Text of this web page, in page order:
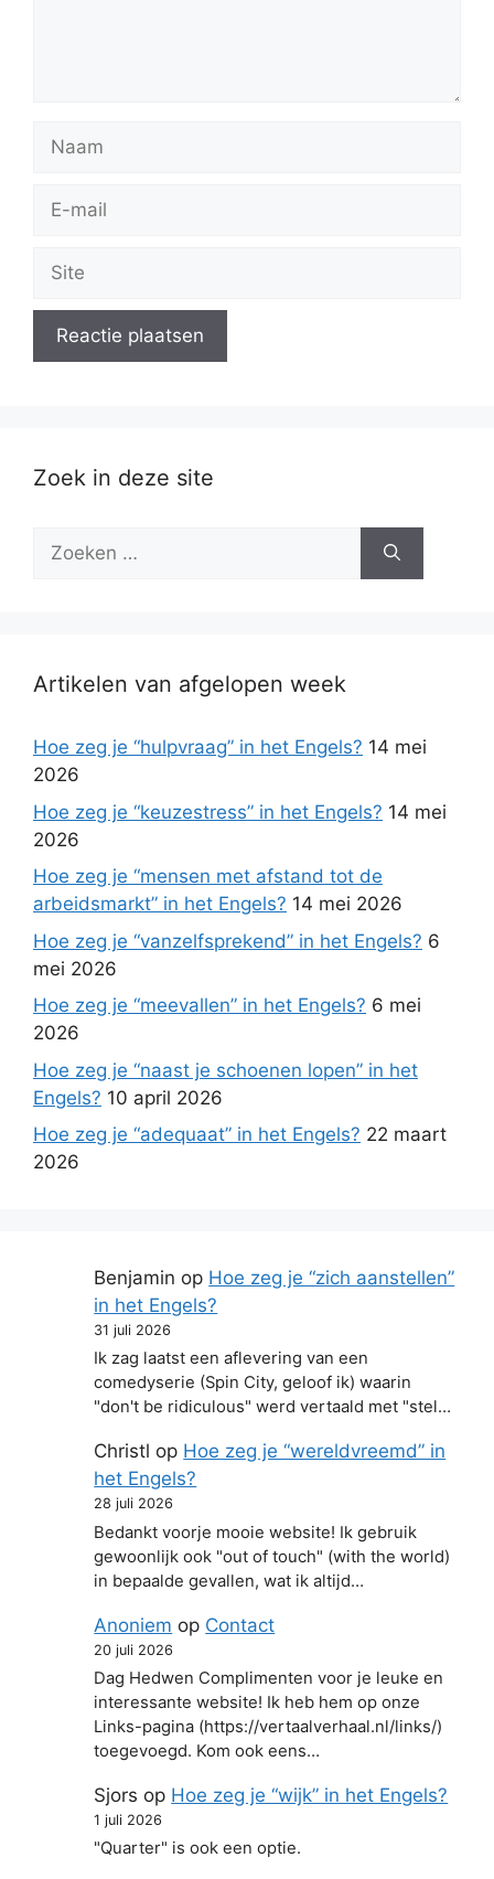
Naam
Site
Zoek in deze site
Zoek
Artikelen van afgelopen week
Hoe zeg je “hulpvraag” in het Engels? 14 mei
2026
Hoe zeg je “keuzestress” in het Engels? 14 mei
2026
Hoe zeg je “mensen met afstand tot de
arbeidsmarkt” in het Engels? 14 mei 2026
Hoe zeg je “vanzelfsprekend” in het Engels? 6
mei 2026
Hoe zeg je “meevallen” in het Engels? 6 mei
2026
Hoe zeg je “naast je schoenen lopen” in het
Engels? 10 april 2026
Hoe zeg je “adequaat” in het Engels? 22 maart
2026
Benjamin op Hoe zeg je “zich aanstellen”
in het Engels?
31 juli 2026
Ik zag laatst een aflevering van een
comedyserie (Spin City, geloof ik) waarin
"don't be ridiculous" werd vertaald met "stel…
Christl op Hoe zeg je “wereldvreemd” in
het Engels?
28 juli 2026
Bedankt voorje mooie website! Ik gebruik
gewoonlijk ook "out of touch" (with the world)
in bepaalde gevallen, wat ik altijd…
Anoniem op Contact
20 juli 2026
Dag Hedwen Complimenten voor je leuke en
interessante website! Ik heb hem op onze
Links-pagina (https://vertaalverhaal.nl/links/)
toegevoegd. Kom ook eens…
Sjors op Hoe zeg je “wijk” in het Engels?
1 juli 2026
"Quarter" is ook een optie.